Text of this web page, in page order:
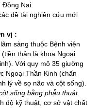
Đồng Nai.
đề tài nghiên cứu mới
vị :
sàng thuộc Bệnh viện
thân là khoa Ngoại
Với quy mô 35 giường
Ngoại Thần Kinh (chấn
lý về sọ não và cột sống).
sống bằng phẫu thuật.
độ kỹ thuật, cơ sở vật chất